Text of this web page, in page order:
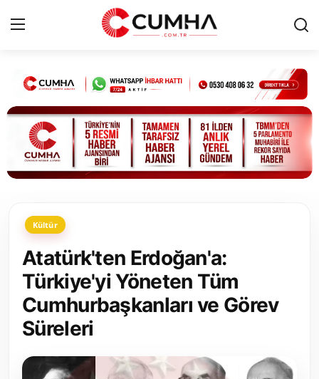
Kurumsal
Cumhurbaşkanlığı
Bakanlıklar
Siyasi Partiler
Yerel Yönetimler
Mülki İdare
Toplum ve Yaşam
Sivil Toplum Kuruluşları
Kültür
Atatürk'ten Erdoğan'a:
Türkiye'yi Yöneten Tüm
Cumhurbaşkanları ve Görev
Süreleri